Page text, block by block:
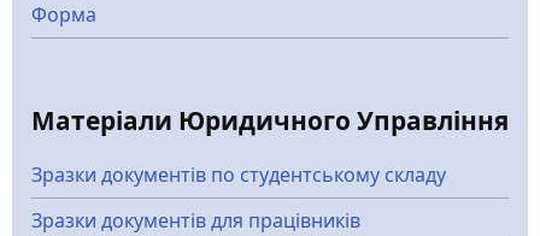
Форма
Матеріали Юридичного Управління
Зразки документів по студентському складу
Зразки документів для працівників